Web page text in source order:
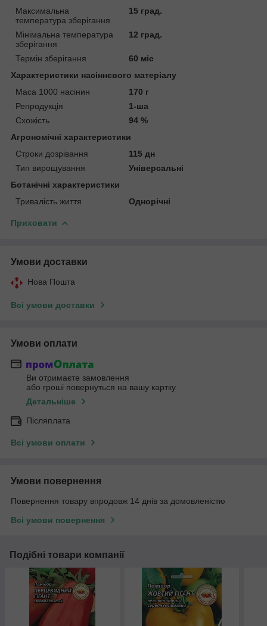
Максимальна
температура зберігання
15 град.
Мінімальна температура
зберігання
12 град.
Термін зберігання
60 міс
Характеристики насіннєвого матеріалу
Маса 1000 насінин
170 г
Репродукція
1-ша
Схожість
94 %
Агрономічні характеристики
Строки дозрівання
115 дн
Тип вирощування
Універсальні
Ботанічні характеристики
Тривалість життя
Однорічні
Приховати
Умови доставки
Нова Пошта
Всі умови доставки
Умови оплати
Ви отримаєте замовлення
або гроші повернуться на вашу картку
Детальніше
Післяплата
Всі умови оплати
Умови повернення
Повернення товару впродовж 14 днів за домовленістю
Всі умови повернення
Подібні товари компанії